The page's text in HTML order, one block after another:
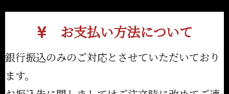
お支払い方法について
銀行振込のみのご対応とさせていただいており
ます。